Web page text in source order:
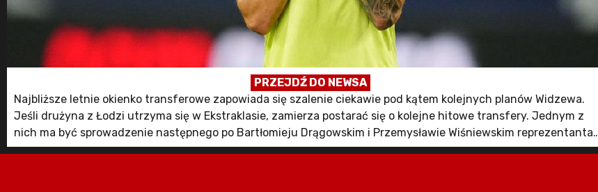
PRZEJDŹ DO NEWSA
Najbliższe letnie okienko transferowe zapowiada się szalenie ciekawie pod kątem kolejnych planów Widzewa.
Jeśli drużyna z Łodzi utrzyma się w Ekstraklasie, zamierza postarać się o kolejne hitowe transfery. Jednym z
nich ma być sprowadzenie następnego po Bartłomieju Drągowskim i Przemysławie Wiśniewskim reprezentanta
Polski. Ten został skreślony w Niemczech, a potencjalna kwota transferu jest zaskakująca.